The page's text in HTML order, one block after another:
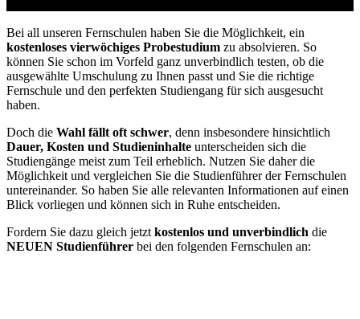
Bei all unseren Fernschulen haben Sie die Möglichkeit, ein
kostenloses vierwöchiges Probestudium zu absolvieren. So
können Sie schon im Vorfeld ganz unverbindlich testen, ob die
ausgewählte Umschulung zu Ihnen passt und Sie die richtige
Fernschule und den perfekten Studiengang für sich ausgesucht
haben.
Doch die Wahl fällt oft schwer, denn insbesondere hinsichtlich
Dauer, Kosten und Studieninhalte unterscheiden sich die
Studiengänge meist zum Teil erheblich. Nutzen Sie daher die
Möglichkeit und vergleichen Sie die Studienführer der Fernschulen
untereinander. So haben Sie alle relevanten Informationen auf einen
Blick vorliegen und können sich in Ruhe entscheiden.
Fordern Sie dazu gleich jetzt kostenlos und unverbindlich die
NEUEN Studienführer bei den folgenden Fernschulen an: